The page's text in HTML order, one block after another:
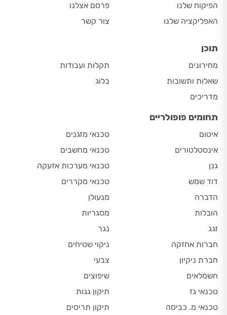
הפיקוח שלנו
האפליקציה שלנו
פרסם אצלנו
צור קשר
תוכן
מחירונים
שאלות ותשובות
מדריכים
תקלות ועבודות
בלוג
תחומים פופולריים
איטום
אינסטלטורים
גנן
דוד שמש
הדברה
הובלות
זגג
חברות אחזקה
חברת ניקיון
חשמלאים
טכנאי גז
טכנאי מ. כביסה
טכנאי מזגנים
טכנאי מחשבים
טכנאי מערכות אזעקה
טכנאי מקררים
מנעולן
מסגריות
נגר
ניקוי שטיחים
צבעי
שיפוצים
תיקון גגות
תיקון תריסים